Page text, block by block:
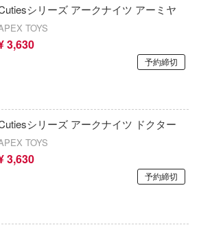
シリーズ アークナイツ アーミヤ
TOYS
3,630
予約締切
シリーズ アークナイツ ドクター
TOYS
3,630
予約締切
ナイツ＆マジック
NieRシリーズ
2.5次元の誘惑